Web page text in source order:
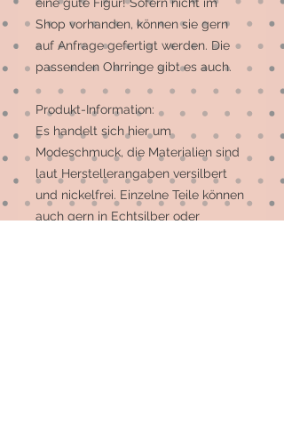
eine gute Figur! Sofern nicht im
Shop vorhanden, können sie gern
auf Anfrage gefertigt werden. Die
passenden Ohrringe gibt es auch.
Produkt-Information:
Es handelt sich hier um
Modeschmuck, die Materialien sind
laut Herstellerangaben versilbert
und nickelfrei. Einzelne Teile können
auch gern in Echtsilber oder